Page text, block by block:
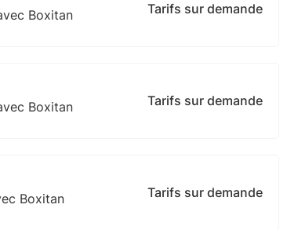
Boxitan
Tarifs sur demande
Boxitan
Tarifs sur demande
Boxitan
Tarifs sur demande